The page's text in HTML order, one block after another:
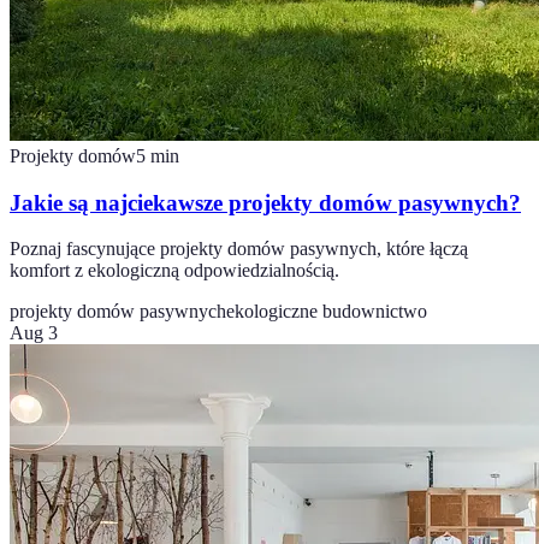
Projekty domów5 min
Jakie są najciekawsze projekty domów pasywnych?
Poznaj fascynujące projekty domów pasywnych, które łączą
komfort z ekologiczną odpowiedzialnością.
projekty domów pasywnychekologiczne budownictwo
Aug 3